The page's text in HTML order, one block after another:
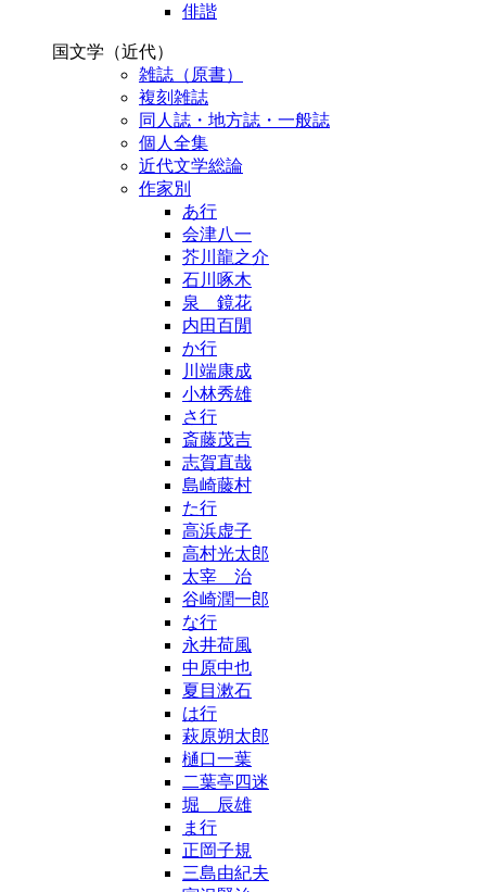
俳諧
国文学（近代）
雑誌（原書）
複刻雑誌
同人誌・地方誌・一般誌
個人全集
近代文学総論
作家別
あ行
会津八一
芥川龍之介
石川啄木
泉 鏡花
内田百閒
か行
川端康成
小林秀雄
さ行
斎藤茂吉
志賀直哉
島崎藤村
た行
高浜虚子
高村光太郎
太宰 治
谷崎潤一郎
な行
永井荷風
中原中也
夏目漱石
は行
萩原朔太郎
樋口一葉
二葉亭四迷
堀 辰雄
ま行
正岡子規
三島由紀夫